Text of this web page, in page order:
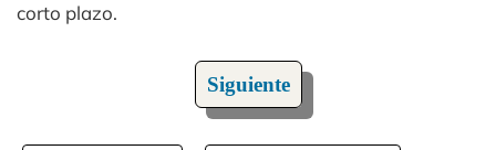
corto plazo.
Siguiente